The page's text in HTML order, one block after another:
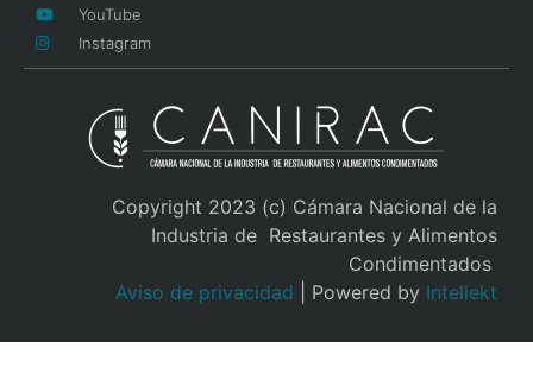
YouTube
Instagram
Copyright 2023 (c) Cámara Nacional de la
Industria de Restaurantes y Alimentos
Condimentados
Aviso de privacidad
| Powered by Intellekt